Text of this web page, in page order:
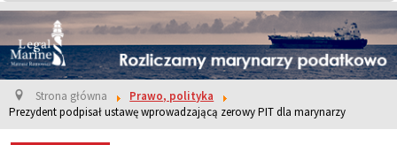
Strona główna
Prawo, polityka
Prezydent podpisał ustawę wprowadzającą zerowy PIT dla marynarzy